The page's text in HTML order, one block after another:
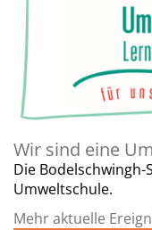
Wir sind eine
Die
Umweltschule.
Mehr aktuelle